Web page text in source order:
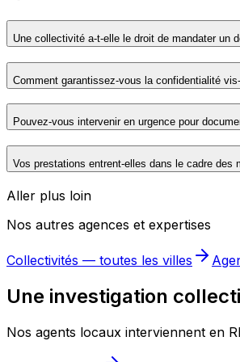
Une collectivité a-t-elle le droit de mandater un
Comment garantissez-vous la confidentialité
Pouvez-vous intervenir en urgence pour
Vos prestations entrent-elles dans le cadre des
Aller plus loin
Nos autres agences et expertises
Collectivités — toutes les villes
Une investigation
Nos agents locaux interviennent en